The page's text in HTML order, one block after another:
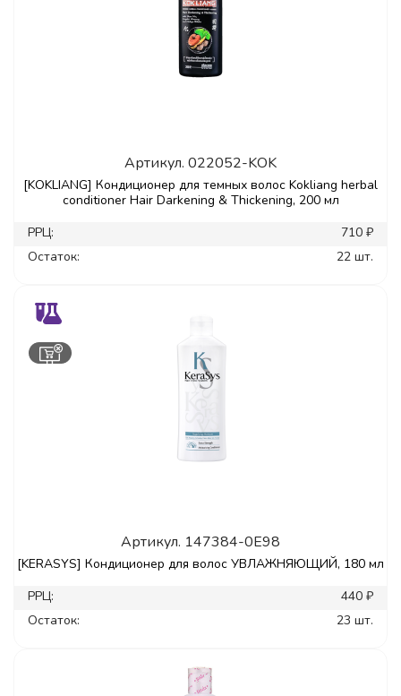
Артикул. 022052-KOK
[KOKLIANG] Кондиционер для темных волос Kokliang herbal
conditioner Hair Darkening & Thickening, 200 мл
РРЦ:
710 ₽
Остаток:
22 шт.
Артикул. 147384-0E98
[KERASYS] Кондиционер для волос УВЛАЖНЯЮЩИЙ, 180 мл
РРЦ:
440 ₽
Остаток:
23 шт.